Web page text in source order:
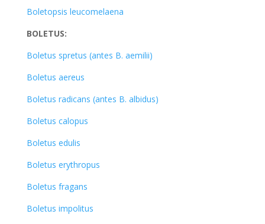
Boletopsis leucomelaena
BOLETUS:
Boletus spretus (antes B. aemilii)
Boletus aereus
Boletus radicans (antes B. albidus)
Boletus calopus
Boletus edulis
Boletus erythropus
Boletus fragans
Boletus impolitus